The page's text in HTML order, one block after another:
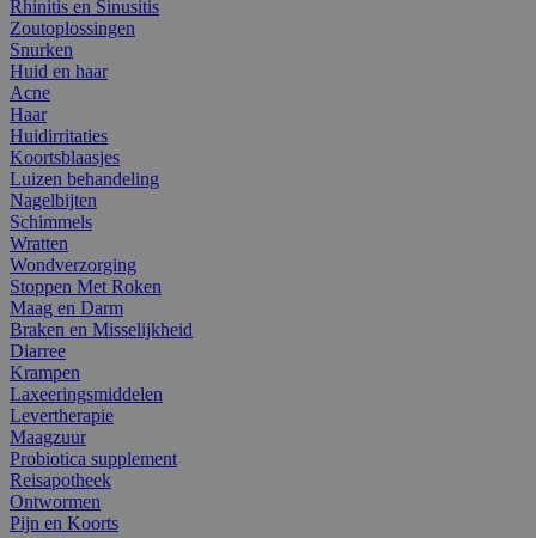
Rhinitis en Sinusitis
Zoutoplossingen
Snurken
Huid en haar
Acne
Haar
Huidirritaties
Koortsblaasjes
Luizen behandeling
Nagelbijten
Schimmels
Wratten
Wondverzorging
Stoppen Met Roken
Maag en Darm
Braken en Misselijkheid
Diarree
Krampen
Laxeeringsmiddelen
Levertherapie
Maagzuur
Probiotica supplement
Reisapotheek
Ontwormen
Pijn en Koorts